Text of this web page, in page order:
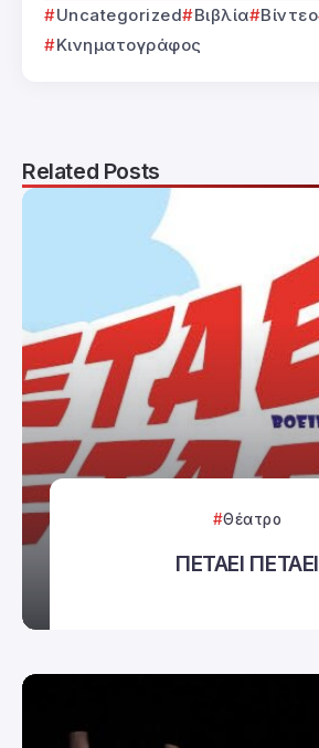
Uncategorized Βιβλία Βίντεο
Κινηματογράφος
Related Posts
Θέατρο
ΠΕΤΑΕΙ ΠΕΤΑΕΙ